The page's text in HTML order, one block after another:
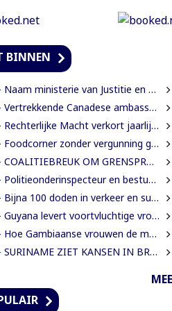
BINNEN
ministerie van Justitie en Politie verandert naar Justitie en Veiligheid
Canadese ambassadeur wil grotere rol voor Canada in Suriname
Macht verkort jaarlijkse zittingsvrije periode naar één maand
zonder vergunning gesloten tijdens derde dag integrale controles
OM GRENSPROTOCOL ONWAARSCHIJNLIJK
en bestuurder gewond nadat auto over de kop slaat
100 doden in verkeer en suïcide voor 2026 is veel te veel’, zegt Lau
levert voortvluchtige vrouwelijke verdachte in mensenhandel uit aan Suriname
Gambiaanse vrouwen de mangroves herstellen die Banjul beschermen
ZIET KANSEN IN BRAZILIAANSE RADARTECHNOLOGIE VOOR GRENSBEWAKING EN VEILIGHEID